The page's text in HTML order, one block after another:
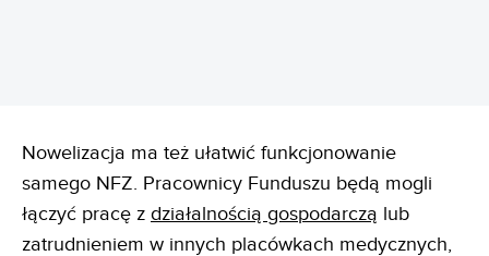
Nowelizacja ma też ułatwić funkcjonowanie
samego NFZ. Pracownicy Funduszu będą mogli
łączyć pracę z działalnością gospodarczą lub
zatrudnieniem w innych placówkach medycznych,